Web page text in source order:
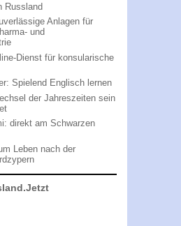
Russland
Anlagen für
und
Dienst für konsularische
Spielend Englisch lernen
der Jahreszeiten sein
direkt am Schwarzen
Leben nach der